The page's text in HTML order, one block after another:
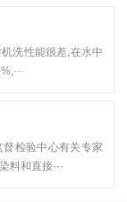
洗性能很差,在水中
检验中心有关专家
料和直接···